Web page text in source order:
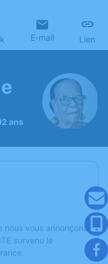
E-mail Lien
ans
nous vous annonçons
survenu le